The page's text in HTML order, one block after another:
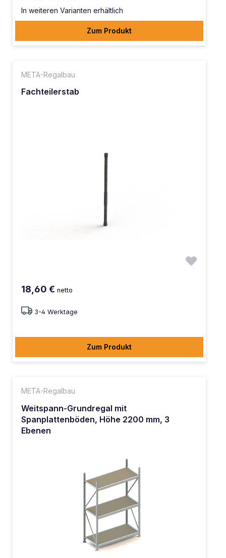
In weiteren Varianten erhältlich
Zum Produkt
META-Regalbau
Fachteilerstab
18,60 € netto
3-4 Werktage
Zum Produkt
META-Regalbau
Weitspann-Grundregal mit
Spanplattenböden, Höhe 2200 mm, 3
Ebenen